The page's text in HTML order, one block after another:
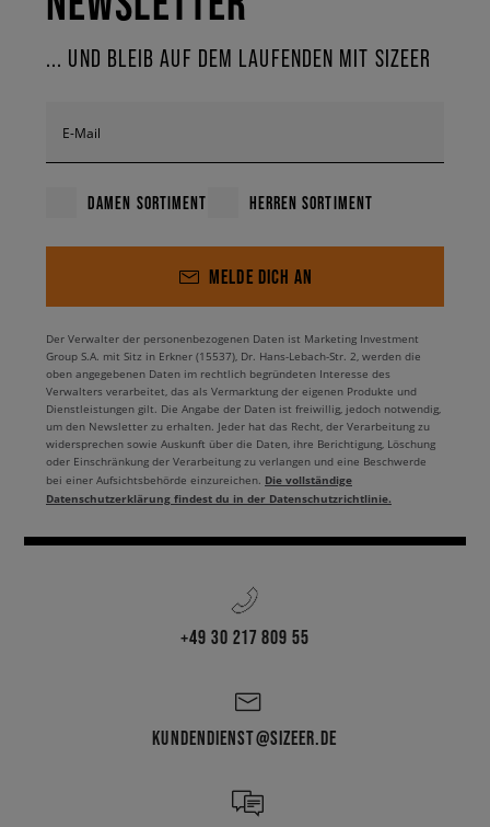
und das proprietäre Nike Air Dämpfungssystem garantiert Komfort auf
zu erwähnen - die monochromen Farben, in denen das gesamte
Obermaterial gehalten wurde, bilden einen großen Kontrast zur weißen
Kollektion ein klassisches und nahezu obligatorisches Element, wie diese
legendären Sneaker fehlt, die nach dem Flugzeug des amerikanischen
Damen Nike Air Force 1 Sage Low warten bei Sizeer.
... UND BLEIB AUF DEM LAUFENDEN MIT SIZEER
E-Mail
DAMEN SORTIMENT HERREN SORTIMENT
MELDE DICH AN
Der Verwalter der personenbezogenen Daten ist Marketing Investment
Group S.A. mit Sitz in Erkner (15537), Dr. Hans-Lebach-Str. 2, werden die
oben angegebenen Daten im rechtlich begründeten Interesse des
Verwalters verarbeitet, das als Vermarktung der eigenen Produkte und
Dienstleistungen gilt. Die Angabe der Daten ist freiwillig, jedoch notwendig,
um den Newsletter zu erhalten. Jeder hat das Recht, der Verarbeitung zu
widersprechen sowie Auskunft über die Daten, ihre Berichtigung, Löschung
oder Einschränkung der Verarbeitung zu verlangen und eine Beschwerde
bei einer Aufsichtsbehörde einzureichen. Die vollständige
Datenschutzerklärung findest du in der Datenschutzrichtlinie.
+49 30 217 809 55
KUNDENDIENST@SIZEER.DE